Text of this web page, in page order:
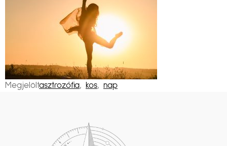
Megjelöltasztrozófia, kos, nap